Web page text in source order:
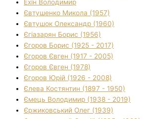
Ехін Володимир
Євтушенко Микола (1957)
Євтушок Олександр (1960)
Єгіазарян Борис (1956)
Єгоров Борис (1925 - 2017)
Єгоров Євген (1917 - 2005)
Єгоров Євген (1978)
Єгоров Юрій (1926 - 2008)
Єлева Костянтин (1897 - 1950)
Ємець Володимир (1938 - 2019)
Єржиковський Олег (1939)